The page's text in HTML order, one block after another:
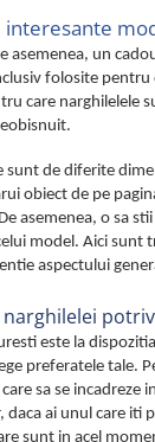
interesante
asemenea, un
folosite
care narghilelele
sunt de diferite
obiect de pe
asemenea, o sa
model. Aici sunt
aspectului
narghilelei
este la
preferatele tale.
sa se
daca ai unul care iti
sunt in acel